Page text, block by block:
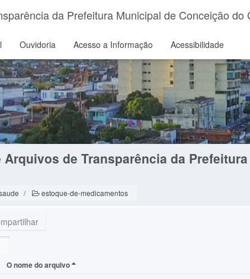
da Prefeitura Municipal de Conceição do
Ouvidoria Acesso a Informação Acessibilidade
Arquivos de Transparência da
estoque-de-medicamentos
O nome do arquivo